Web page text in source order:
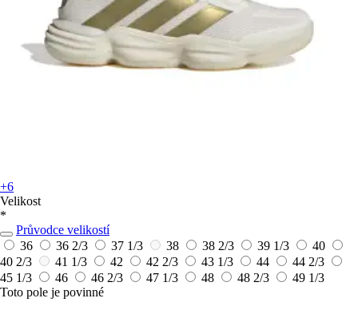
+6
Velikost
*
Průvodce velikostí
36
36 2/3 37 1/3 38 38 2/3 39 1/3
40
40 2/3
41 1/3 42 42 2/3 43 1/3 44
44 2/3
45 1/3
46 46 2/3 47 1/3 48 48 2/3
49 1/3
Toto pole je povinné